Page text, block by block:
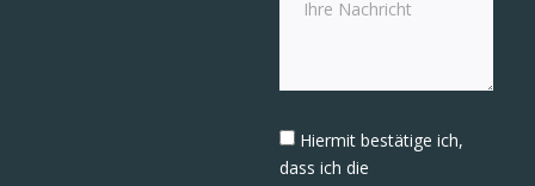
Hiermit bestätige ich,
dass ich die